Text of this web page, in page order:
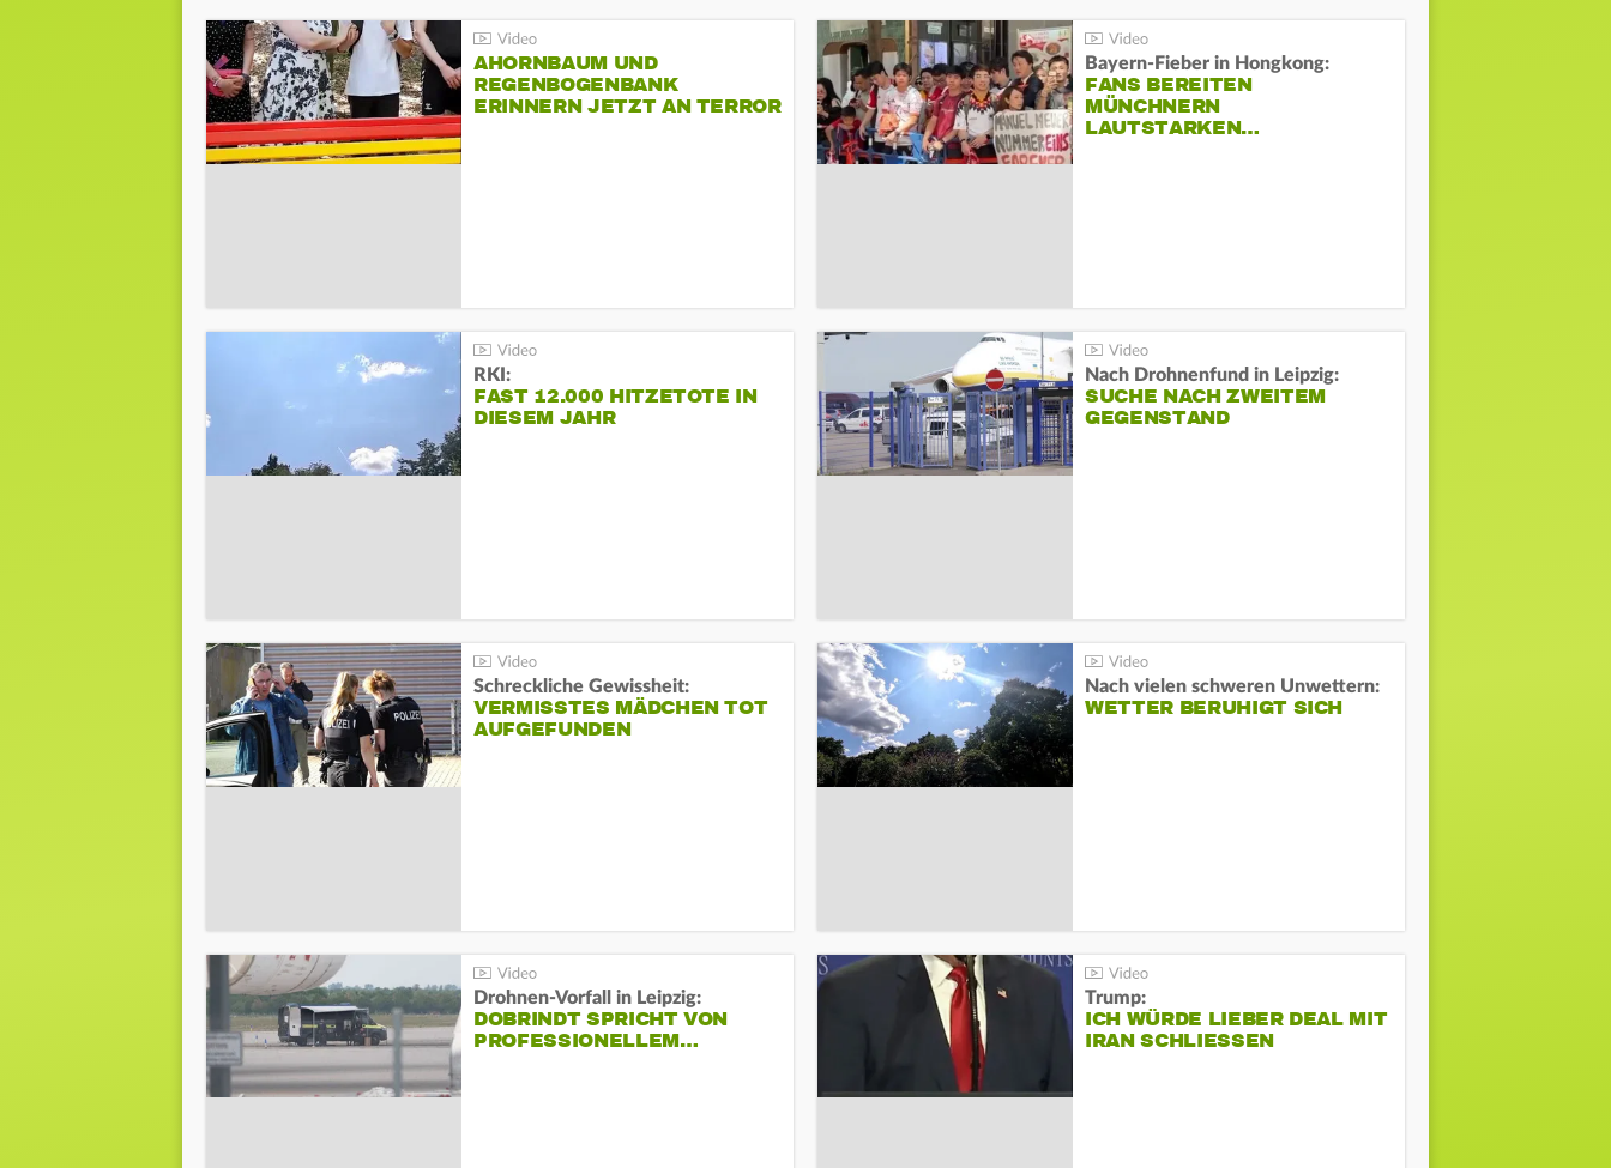
AHORNBAUM UND
REGENBOGENBANK
ERINNERN JETZT AN TERROR
Bayern-Fieber in Hongkong:
FANS BEREITEN
MÜNCHNERN
LAUTSTARKEN…
RKI:
FAST 12.000 HITZETOTE IN
DIESEM JAHR
Nach Drohnenfund in Leipzig:
SUCHE NACH ZWEITEM
GEGENSTAND
Schreckliche Gewissheit:
VERMISSTES MÄDCHEN TOT
AUFGEFUNDEN
Nach vielen schweren Unwettern:
WETTER BERUHIGT SICH
Drohnen-Vorfall in Leipzig:
DOBRINDT SPRICHT VON
PROFESSIONELLEM…
Trump:
ICH WÜRDE LIEBER DEAL MIT
IRAN SCHLIESSEN